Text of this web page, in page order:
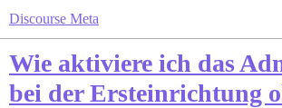
Discourse Meta
Wie aktiviere ich das
bei der Ersteinrichtung